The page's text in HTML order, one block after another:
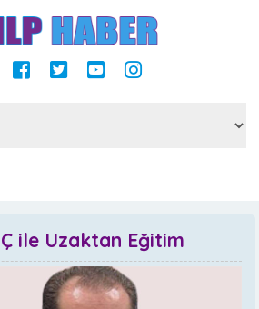
ile Uzaktan Eğitim